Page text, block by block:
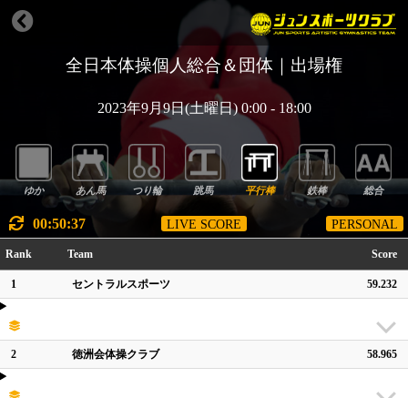
全日本体操個人総合＆団体｜出場権
2023年9月9日(土曜日) 0:00 - 18:00
ゆか あん馬 つり輪 跳馬 平行棒 鉄棒 総合
00:50:37 LIVE SCORE PERSONAL
Rank Team Score
1 セントラルスポーツ 59.232
2 徳洲会体操クラブ 58.965